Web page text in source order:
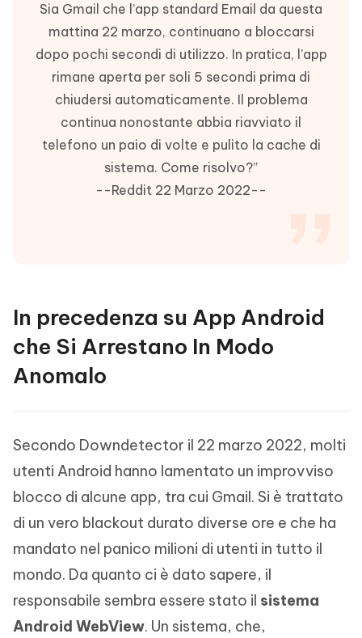
Sia Gmail che l’app standard Email da questa
mattina 22 marzo, continuano a bloccarsi
dopo pochi secondi di utilizzo. In pratica, l’app
rimane aperta per soli 5 secondi prima di
chiudersi automaticamente. Il problema
continua nonostante abbia riavviato il
telefono un paio di volte e pulito la cache di
sistema. Come risolvo?”
--Reddit 22 Marzo 2022--
In precedenza su App Android
che Si Arrestano In Modo
Anomalo
Secondo Downdetector il 22 marzo 2022, molti
utenti Android hanno lamentato un improvviso
blocco di alcune app, tra cui Gmail. Si è trattato
di un vero blackout durato diverse ore e che ha
mandato nel panico milioni di utenti in tutto il
mondo. Da quanto ci è dato sapere, il
responsabile sembra essere stato il sistema
Android WebView. Un sistema, che,